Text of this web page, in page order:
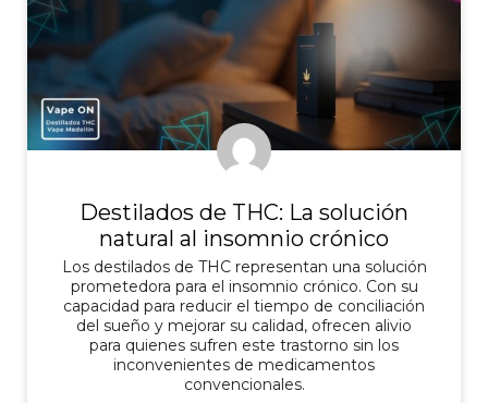
Destilados de THC: La solución
natural al insomnio crónico
Los destilados de THC representan una solución
prometedora para el insomnio crónico. Con su
capacidad para reducir el tiempo de conciliación
del sueño y mejorar su calidad, ofrecen alivio
para quienes sufren este trastorno sin los
inconvenientes de medicamentos
convencionales.